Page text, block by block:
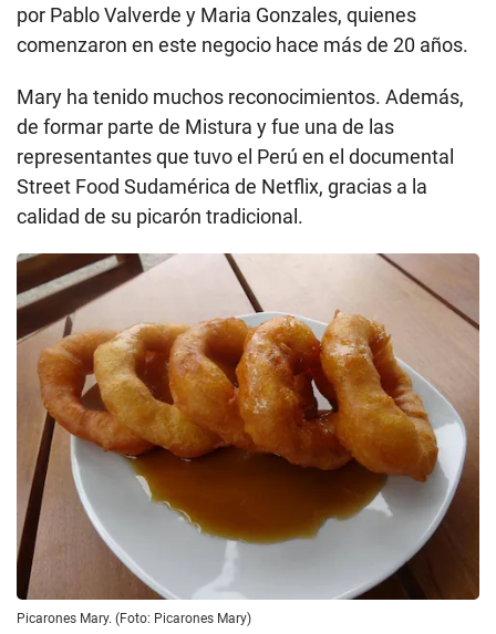
por Pablo Valverde y Maria Gonzales, quienes
comenzaron en este negocio hace más de 20 años.
Mary ha tenido muchos reconocimientos. Además,
de formar parte de Mistura y fue una de las
representantes que tuvo el Perú en el documental
Street Food Sudamérica de Netflix, gracias a la
calidad de su picarón tradicional.
Picarones Mary. (Foto: Picarones Mary)